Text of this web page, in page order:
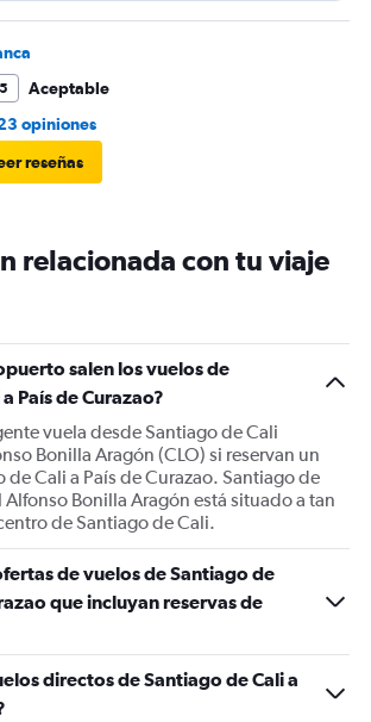
Aceptable
opiniones
reseñas
relacionada con tu viaje
salen los vuelos de
País de Curazao?
vuela desde Santiago de Cali
Bonilla Aragón (CLO) si reservan un
de Cali a País de Curazao. Santiago de
Bonilla Aragón está situado a tan
de Santiago de Cali.
de vuelos de Santiago de
que incluyan reservas de
directos de Santiago de Cali a